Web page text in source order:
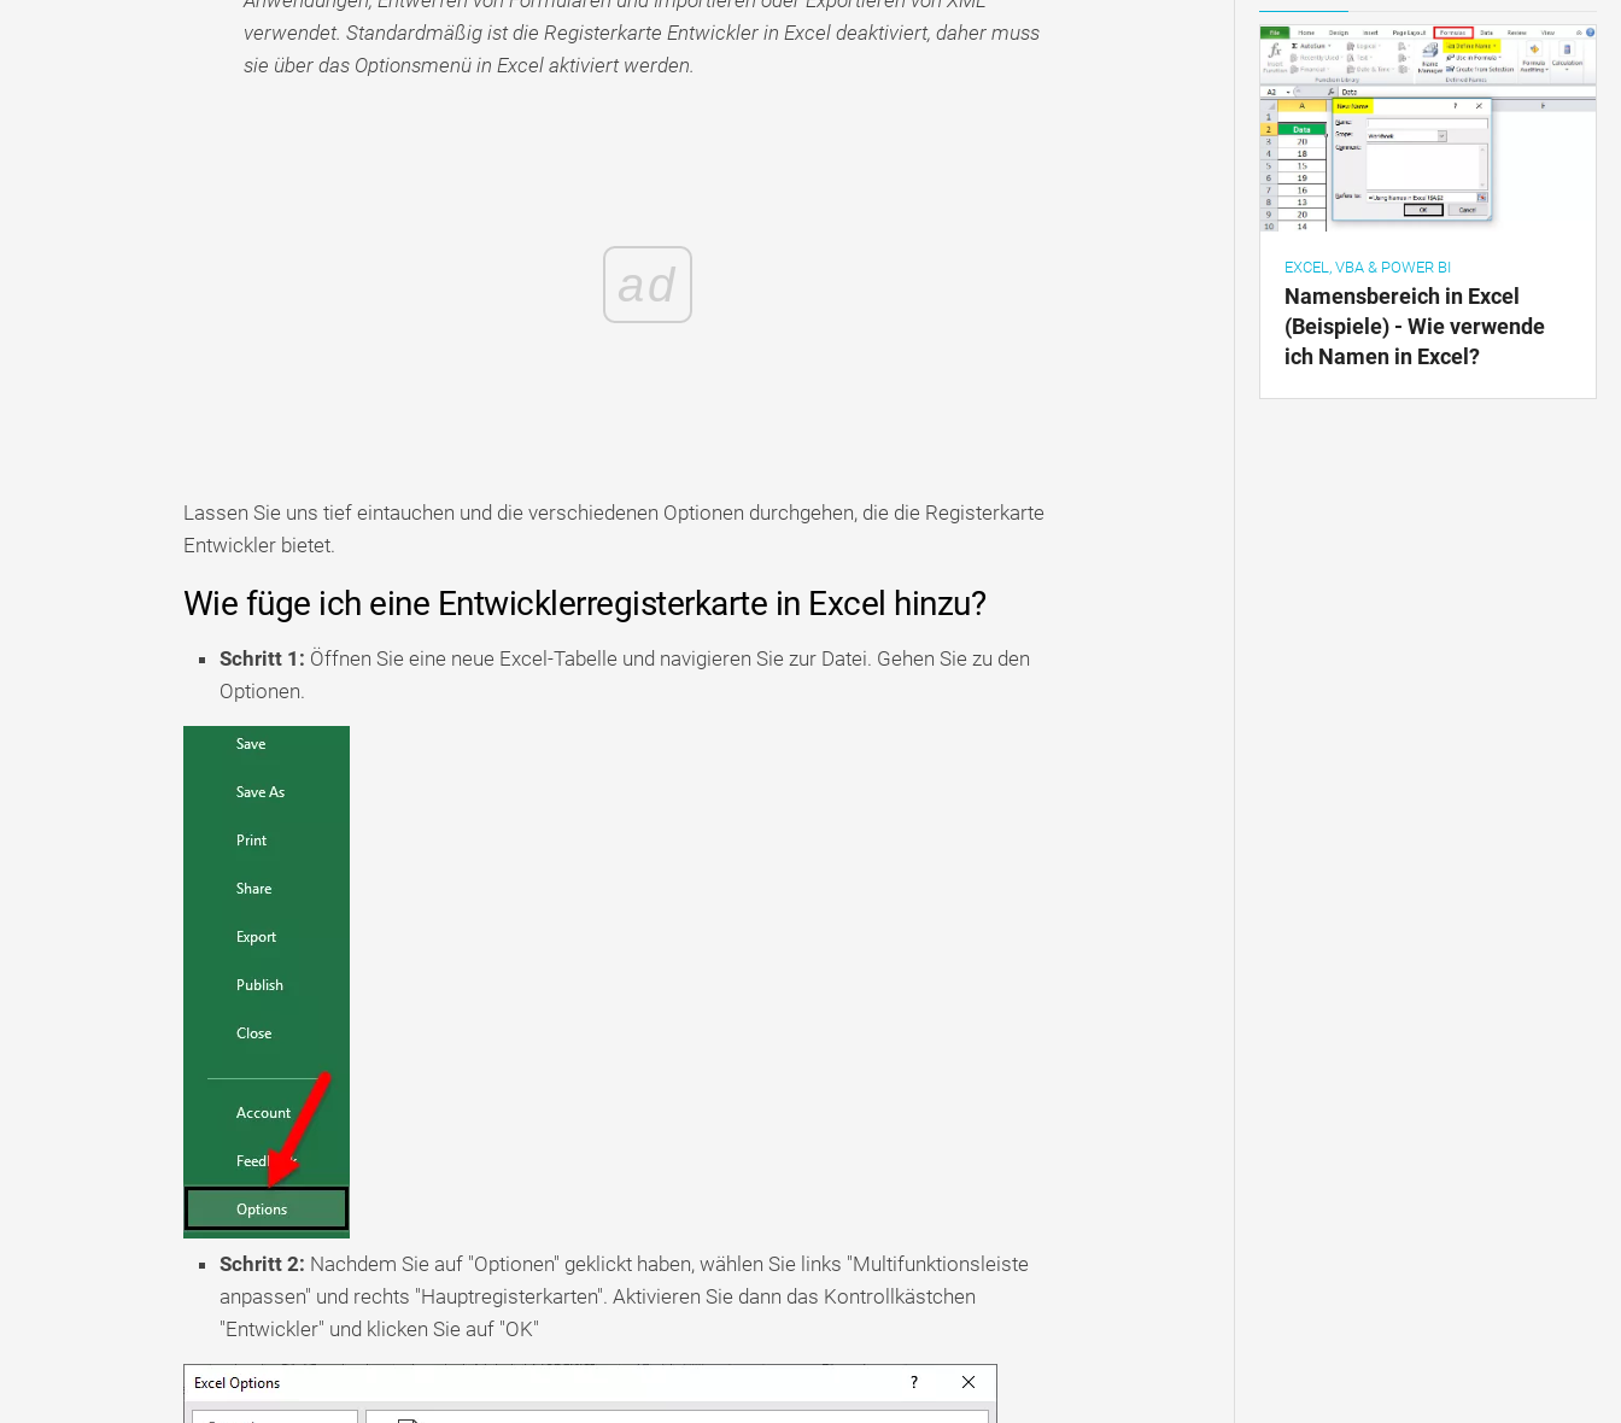
verwendet. Standardmäßig ist die Registerkarte Entwickler in Excel deaktiviert, daher muss
sie über das Optionsmenü in Excel aktiviert werden.
ad
Lassen Sie uns tief eintauchen und die verschiedenen Optionen durchgehen, die die Registerkarte
Entwickler bietet.
Wie füge ich eine Entwicklerregisterkarte in Excel hinzu?
Schritt 1: Öffnen Sie eine neue Excel-Tabelle und navigieren Sie zur Datei. Gehen Sie zu den
Optionen.
Schritt 2: Nachdem Sie auf "Optionen" geklickt haben, wählen Sie links "Multifunktionsleiste
anpassen" und rechts "Hauptregisterkarten". Aktivieren Sie dann das Kontrollkästchen
"Entwickler" und klicken Sie auf "OK"
EXCEL, VBA & POWER BI
Namensbereich in Excel
(Beispiele) - Wie verwende
ich Namen in Excel?